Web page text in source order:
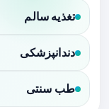
تغذیه سالم
دندانپزشکی
طب سنتی